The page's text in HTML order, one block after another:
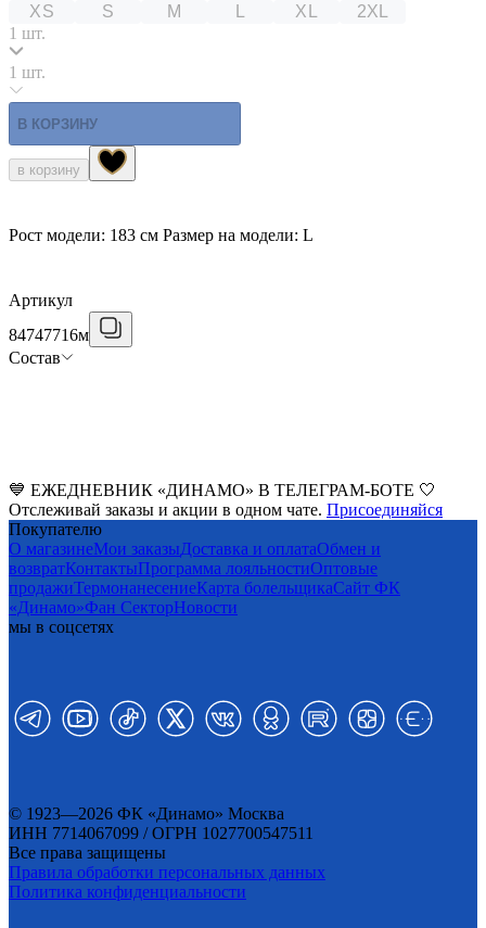
XS S M XL
2XL
1 шт.
1 шт.
В КОРЗИНУ
в корзину
Рост модели: 183 см Размер на модели: L
Артикул
84747716м
Состав
💙 ЕЖЕДНЕВНИК «ДИНАМО» В ТЕЛЕГРАМ-БОТЕ 🤍
Отслеживай заказы и акции в одном чате. Присоединяйся
Покупателю
О магазинеМои заказыДоставка и оплатаОбмен и
возвратКонтактыПрограмма лояльностиОптовые
продажиТермонанесениеКарта болельщикаСайт ФК
«Динамо»Фан CекторНовости
мы в соцсетях
© 1923—2026 ФК «Динамо» Москва
ИНН 7714067099 / ОГРН 1027700547511
Все права защищены
Правила обработки персональных данных
Политика конфиденциальности